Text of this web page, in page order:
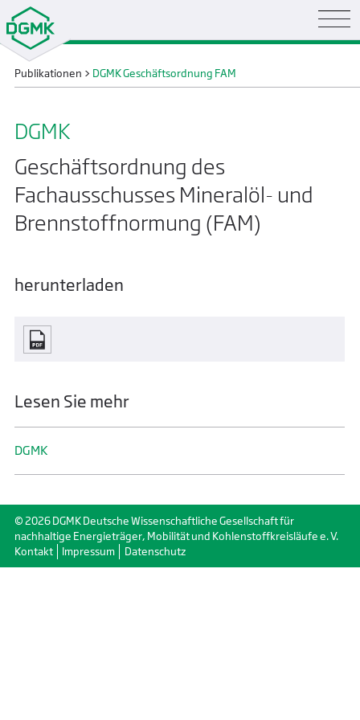
Publikationen > DGMK Geschäftsordnung FAM
DGMK
Geschäftsordnung des
Fachausschusses Mineralöl- und
Brennstoffnormung (FAM)
herunterladen
Lesen Sie mehr
DGMK
© 2026 DGMK Deutsche Wissenschaftliche Gesellschaft für
nachhaltige Energieträger, Mobilität und Kohlenstoffkreisläufe e. V.
Kontakt
Impressum Datenschutz